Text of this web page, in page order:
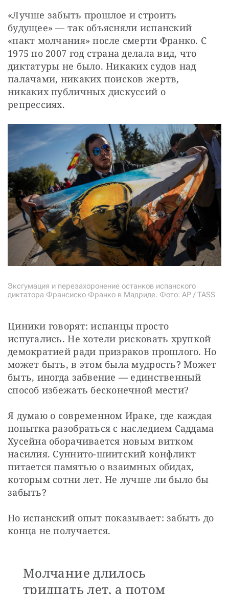
«Лучше забыть прошлое и строить
будущее» — так объясняли испанский
«пакт молчания» после смерти Франко. С
1975 по 2007 год страна делала вид, что
диктатуры не было. Никаких судов над
палачами, никаких поисков жертв,
никаких публичных дискуссий о
репрессиях.
Эксгумация и перезахоронение останков испанского
диктатора Франсиско Франко в Мадриде. Фото: AP / TASS
Циники говорят: испанцы просто
испугались. Не хотели рисковать хрупкой
демократией ради призраков прошлого. Но
может быть, в этом была мудрость? Может
быть, иногда забвение — единственный
способ избежать бесконечной мести?
Я думаю о современном Ираке, где каждая
попытка разобраться с наследием Саддама
Хусейна оборачивается новым витком
насилия. Суннито-шиитский конфликт
питается памятью о взаимных обидах,
которым сотни лет. Не лучше ли было бы
забыть?
Но испанский опыт показывает: забыть до
конца не получается.
Молчание длилось
тридцать лет, а потом